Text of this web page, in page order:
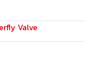
Valve